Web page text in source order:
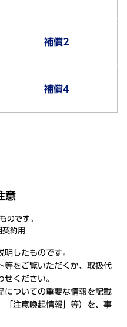
補償2
補償4
意
のです。
約用
したものです。
等をご覧いただくか、取扱代
ください。
についての重要な情報を記載
「注意喚起情報」等）を、事